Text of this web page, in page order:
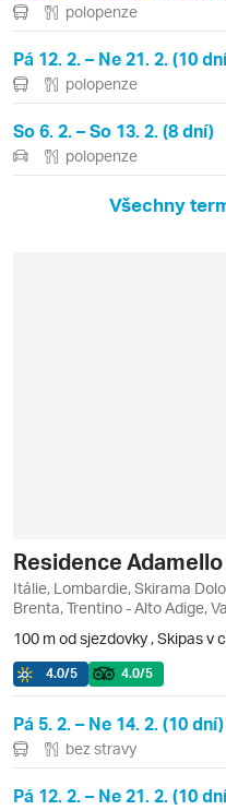
polopenze
Pá 12. 2. – Ne 21. 2. (10
polopenze
So 6. 2. – So 13. 2. (8 dní)
polopenze
Všechny
Residence
Itálie, Lombardie, Skirama
Brenta, Trentino - Alto Adige,
100 m od sjezdovky ,Skipas v
4.0/5 4.0/5
Pá 5. 2. – Ne 14. 2. (10 dní)
bez stravy
Pá 12. 2. – Ne 21. 2. (10